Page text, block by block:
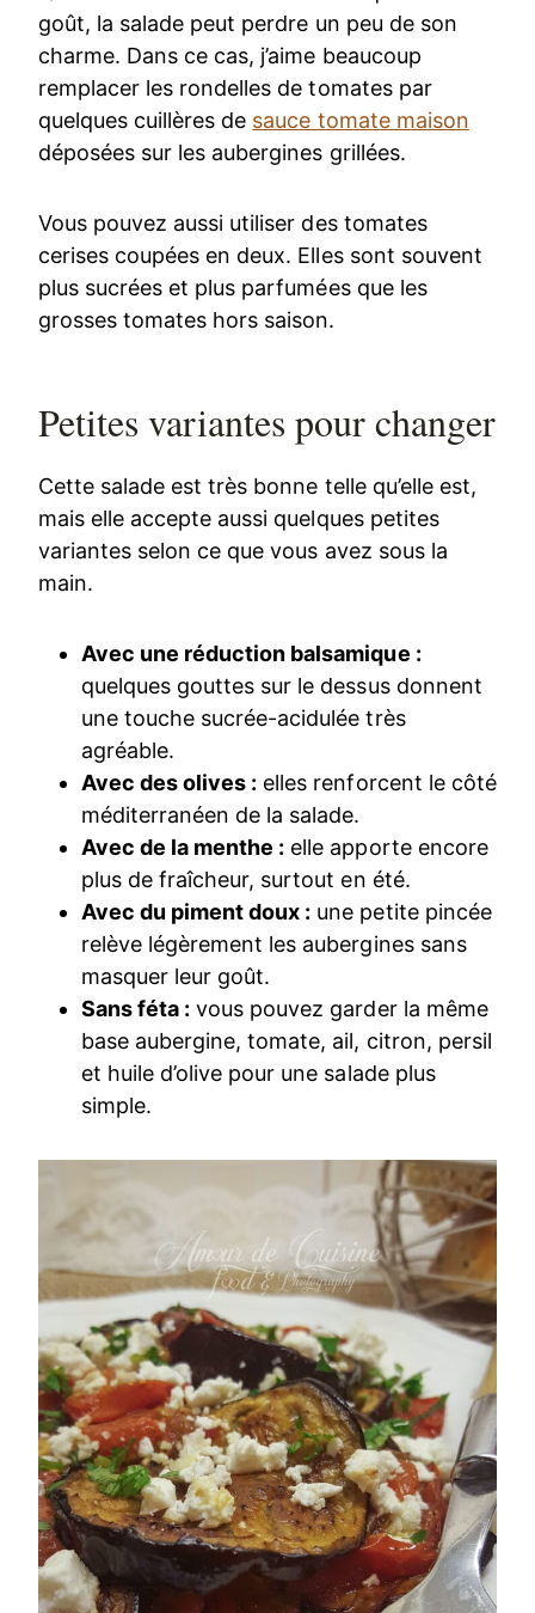
goût, la salade peut perdre un peu de son
charme. Dans ce cas, j’aime beaucoup
remplacer les rondelles de tomates par
quelques cuillères de sauce tomate maison
déposées sur les aubergines grillées.
Vous pouvez aussi utiliser des tomates
cerises coupées en deux. Elles sont souvent
plus sucrées et plus parfumées que les
grosses tomates hors saison.
Petites variantes pour changer
Cette salade est très bonne telle qu’elle est,
mais elle accepte aussi quelques petites
variantes selon ce que vous avez sous la
main.
Avec une réduction balsamique :
quelques gouttes sur le dessus donnent
une touche sucrée-acidulée très
agréable.
Avec des olives : elles renforcent le côté
méditerranéen de la salade.
Avec de la menthe : elle apporte encore
plus de fraîcheur, surtout en été.
Avec du piment doux : une petite pincée
relève légèrement les aubergines sans
masquer leur goût.
Sans féta : vous pouvez garder la même
base aubergine, tomate, ail, citron, persil
et huile d’olive pour une salade plus
simple.